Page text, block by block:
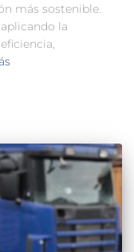
más sostenible.
la